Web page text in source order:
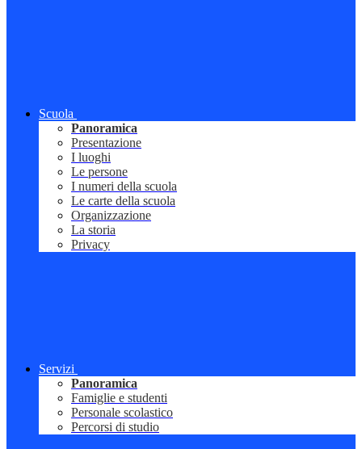
Scuola
Panoramica
Presentazione
I luoghi
Le persone
I numeri della scuola
Le carte della scuola
Organizzazione
La storia
Privacy
Servizi
Panoramica
Famiglie e studenti
Personale scolastico
Percorsi di studio